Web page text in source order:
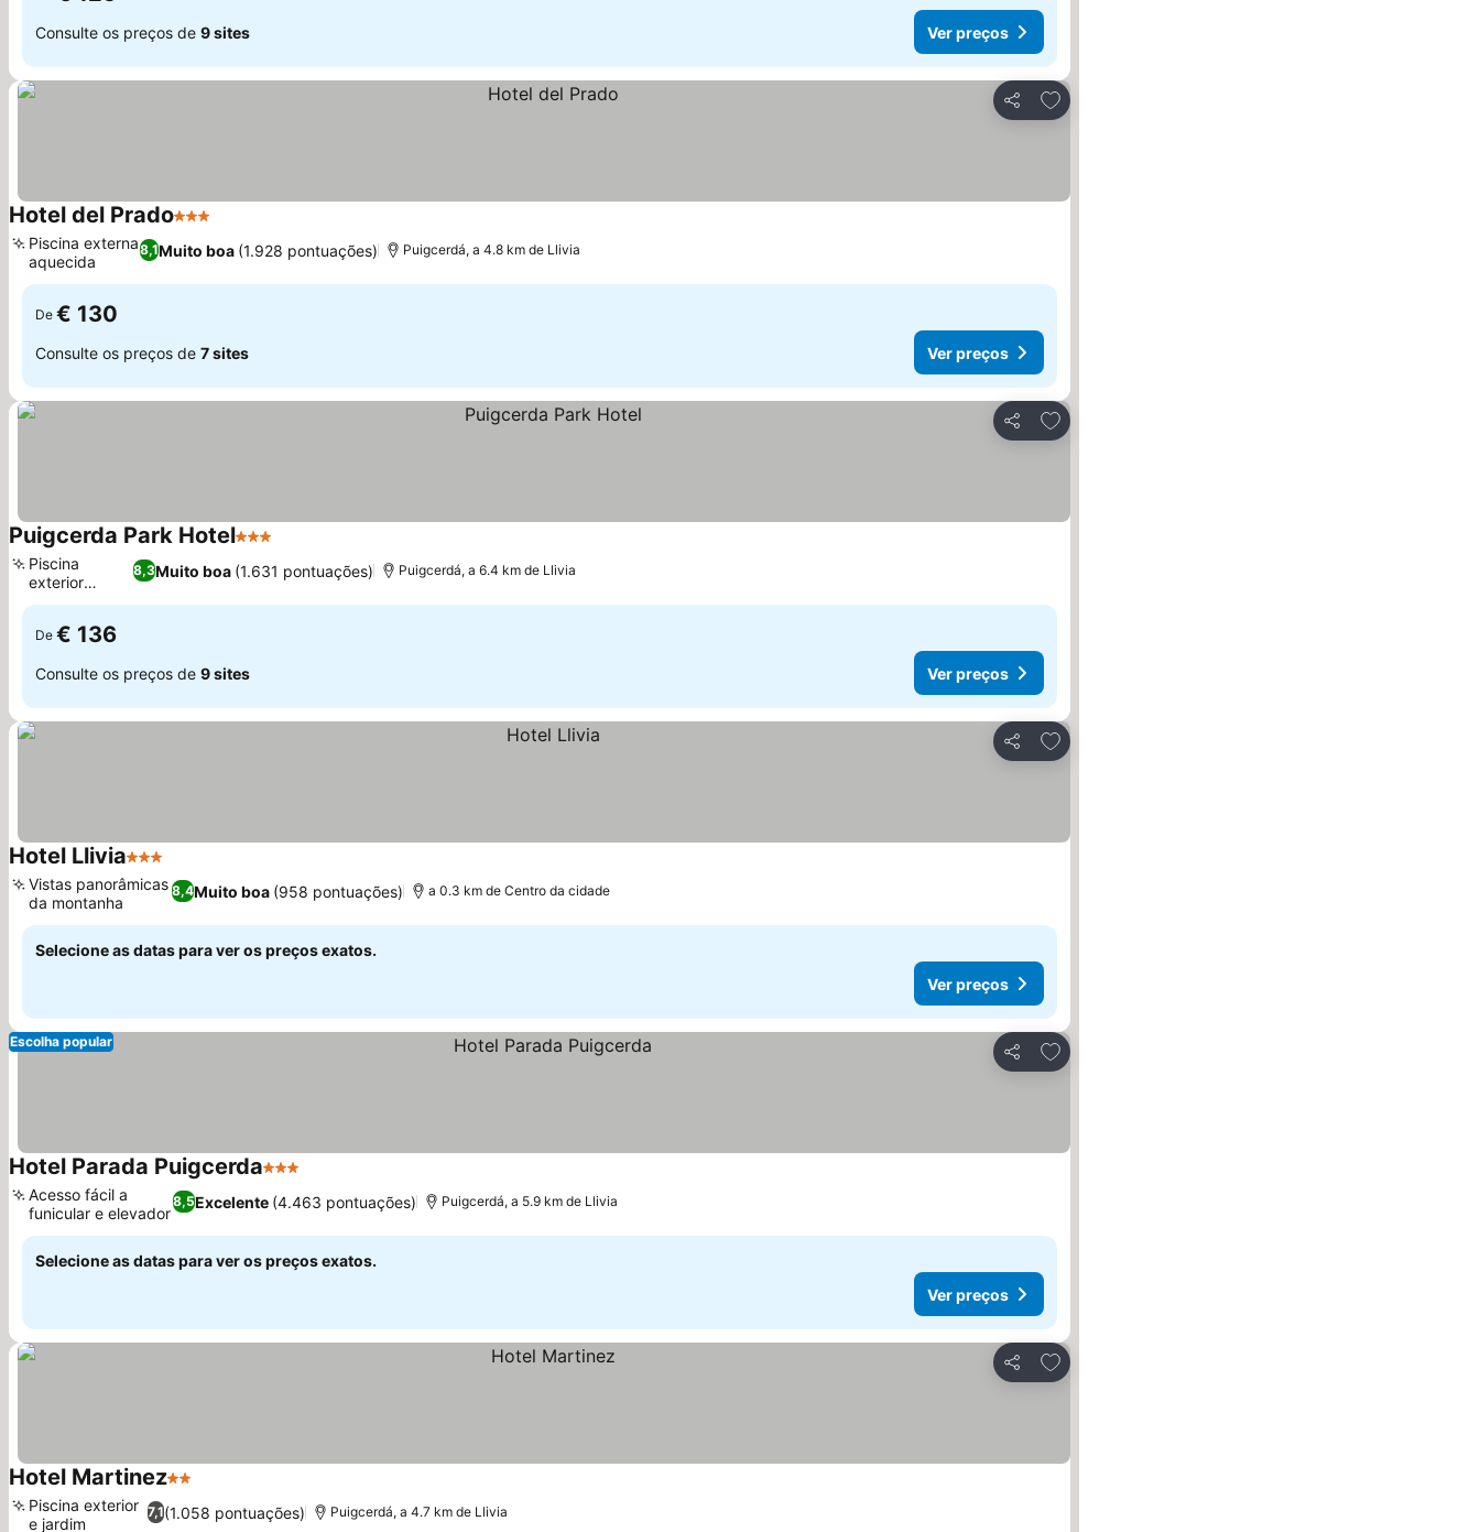
Consulte os preços de 9 sites Ver preços
Partilhar
Adicionar aos favoritos
Hotel del Prado3 Estrelas
8,1Muito boa (1.928 pontuações)
Piscina externa
aquecida
Puigcerdá, a 4.8 km de Llivia
De € 130
Consulte os preços de 7 sites Ver preços
Partilhar
Adicionar aos favoritos
Puigcerda Park Hotel3 Estrelas
8,3Muito boa (1.631 pontuações)
Piscina
exterior
sazonal
Puigcerdá, a 6.4 km de Llivia
De € 136
Consulte os preços de 9 sites Ver preços
Partilhar
Adicionar aos favoritos
Hotel Llivia3 Estrelas
8,4Muito boa (958 pontuações)
Vistas panorâmicas
da montanha
a 0.3 km de Centro da cidade
Selecione as datas para ver os preços exatos.
Ver preços
Partilhar
Adicionar aos favoritos
Escolha popular
Hotel Parada Puigcerda3 Estrelas
8,5Excelente (4.463 pontuações)
Acesso fácil a
funicular e elevador
Puigcerdá, a 5.9 km de Llivia
Selecione as datas para ver os preços exatos.
Ver preços
Partilhar
Adicionar aos favoritos
Hotel Martinez2 Estrelas
7,1(1.058 pontuações)
Piscina exterior
e jardim
Puigcerdá, a 4.7 km de Llivia